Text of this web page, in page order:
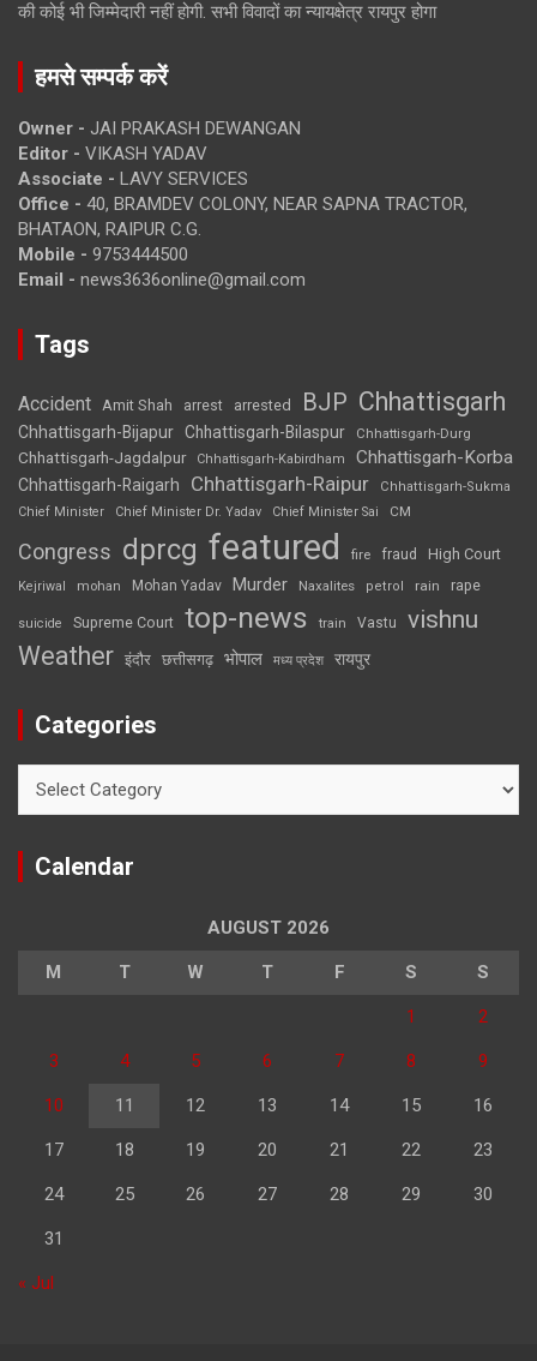
की कोई भी जिम्मेदारी नहीं होगी. सभी विवादों का न्यायक्षेत्र रायपुर होगा
हमसे सम्पर्क करें
Owner - JAI PRAKASH DEWANGAN
Editor - VIKASH YADAV
Associate - LAVY SERVICES
Office - 40, BRAMDEV COLONY, NEAR SAPNA TRACTOR,
BHATAON, RAIPUR C.G.
Mobile - 9753444500
Email - news3636online@gmail.com
Tags
Accident Amit Shah arrest arrested BJP Chhattisgarh
Chhattisgarh-Bijapur Chhattisgarh-Bilaspur Chhattisgarh-Durg
Chhattisgarh-Jagdalpur Chhattisgarh-Kabirdham Chhattisgarh-Korba
Chhattisgarh-Raigarh Chhattisgarh-Raipur
Chhattisgarh-Sukma
Chief Minister
Chief Minister Dr. Yadav Chief Minister Sai CM
Congress dprcg featured fire fraud High Court
Kejriwal mohan Mohan Yadav Murder Naxalites petrol rain rape
suicide Supreme Court top-news train Vastu vishnu
Weather इंदौर छत्तीसगढ़ भोपाल मध्य प्रदेश रायपुर
Categories
Calendar
AUGUST 2026
M T W T F S S
1 2
3 4 5 6 7 8 9
10 11 12 13 14 15 16
17 18 19 20 21 22 23
24 25 26 27 28 29 30
31
« Jul